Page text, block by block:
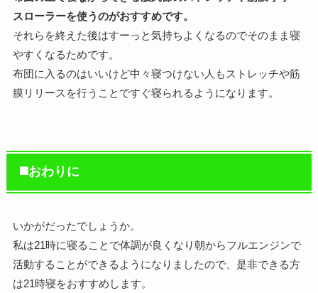
スローラーを使うのがおすすめです。
それらを終えた後はすーっと気持ちよくなるのでそのまま寝
やすくなるためです。
布団に入るのはいいけど中々寝つけない人もストレッチや筋
膜リリースを行うことですぐ寝られるようになります。
◼️おわりに
いかがだったでしょうか。
私は21時に寝ることで体調が良くなり朝からフルエンジンで
活動することができるようになりましたので、是非できる方
は21時寝をおすすめします。